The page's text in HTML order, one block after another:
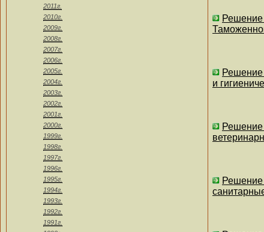
2011г.
2010г.
2009г.
2008г.
2007г.
2006г.
2005г.
2004г.
2003г.
2002г.
2001г.
2000г.
1999г.
1998г.
1997г.
1996г.
1995г.
1994г.
1993г.
1992г.
1991г.
Решение
Решение
и
Решение
Решение